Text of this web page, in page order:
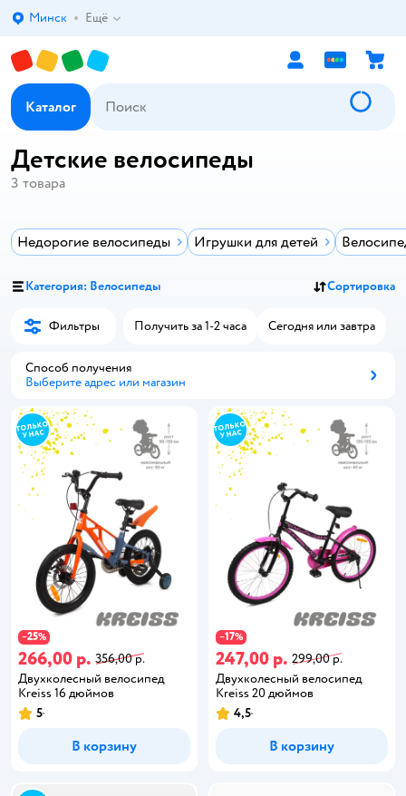
Выбор адреса доставки.
Минск Ещё
Каталог
Детские велосипеды
3 товара
Недорогие велосипеды Игрушки для детей
Категория: Велосипеды Сортировка
Фильтры Получить за 1-2 часа Сегодня или завтра
Способ получения
Выберите адрес или магазин
−25%
266,00 р. 356,00 р.
Двухколесный велосипед
Kreiss 16 дюймов
5
В корзину
−17%
247,00 р. 299,00 р.
Двухколесный велосипед
Kreiss 20 дюймов
4,5
В корзину